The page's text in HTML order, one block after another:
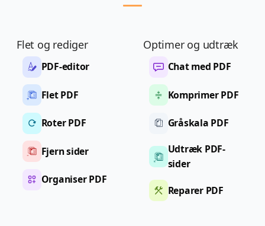
Flet og rediger
PDF-editor
Flet PDF
Roter PDF
Fjern sider
Organiser PDF
Optimer og udtræk
Chat med PDF
Komprimer PDF
Gråskala PDF
Udtræk PDF-
sider
Reparer PDF